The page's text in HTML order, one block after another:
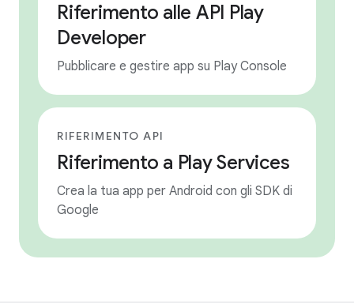
Riferimento alle API Play
Developer
Pubblicare e gestire app su Play Console
RIFERIMENTO API
Riferimento a Play Services
Crea la tua app per Android con gli SDK di
Google